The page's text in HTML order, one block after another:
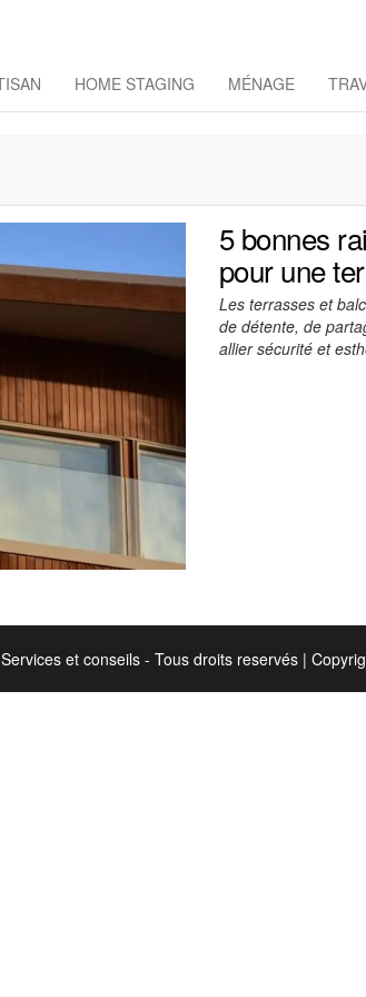
HOME STAGING MÉNAGE
5 bonnes
pour une
Les terrasses et
de détente, de
allier sécurité et
et conseils - Tous droits reservés |